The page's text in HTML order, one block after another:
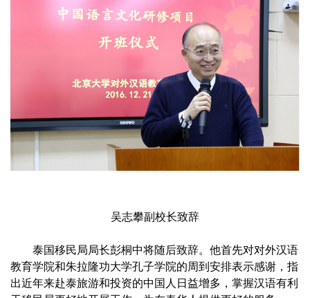
吴志攀副校长致辞
泰国移民局局长彭桐中将随后致辞。他首先对对外汉语
教育学院和朱拉隆功大学孔子学院的周到安排表示感谢，指
出近年来赴泰旅游和投资的中国人日益增多，掌握汉语有利